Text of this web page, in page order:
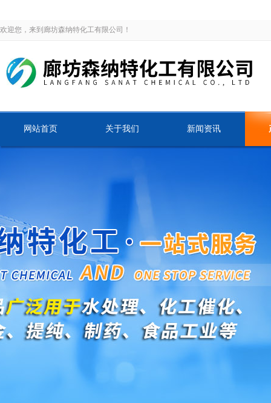
欢迎您，来到廊坊森纳特化工有限公司！
网站首页 关于我们 新闻资讯